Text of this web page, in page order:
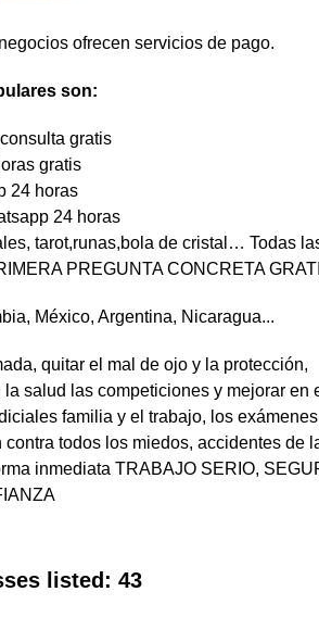
ofrecen servicios de pago.
son:
gratis
gratis
24 horas
24 horas
tarot,runas,bola de cristal… Todas
PREGUNTA CONCRETA
México, Argentina, Nicaragua...
quitar el mal de ojo y la protección,
salud las competiciones y mejorar en
familia y el trabajo, los
todos los miedos, accidentes de
inmediata TRABAJO SERIO,
listed: 43